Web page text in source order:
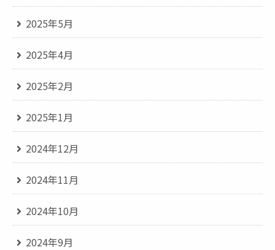
2025年5月
2025年4月
2025年2月
2025年1月
2024年12月
2024年11月
2024年10月
2024年9月